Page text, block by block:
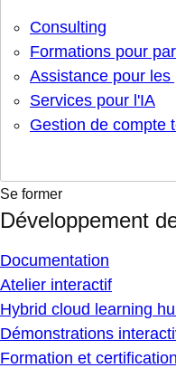
Consulting
Formations pour
Assistance pour les
Services pour l'IA
Gestion de compte
Se former
Développement
Documentation
Atelier interactif
Hybrid cloud learning
Démonstrations
Formation et certification